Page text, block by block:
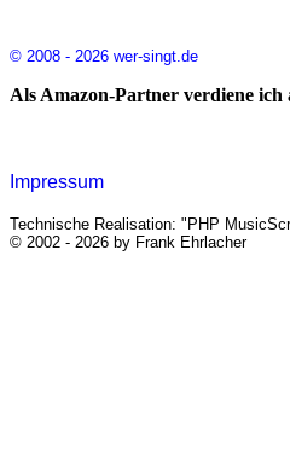
© 2008 - 2026 wer-singt.de
Als Amazon-Partner verdiene
Impressum
Technische Realisation: "PHP
© 2002 - 2026 by Frank Ehrlacher